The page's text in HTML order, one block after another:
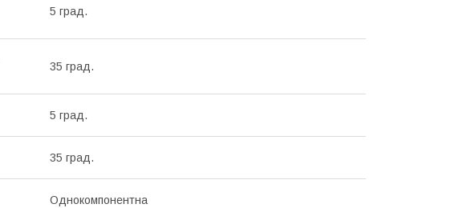
5 град.
35 град.
5 град.
35 град.
Однокомпонентна